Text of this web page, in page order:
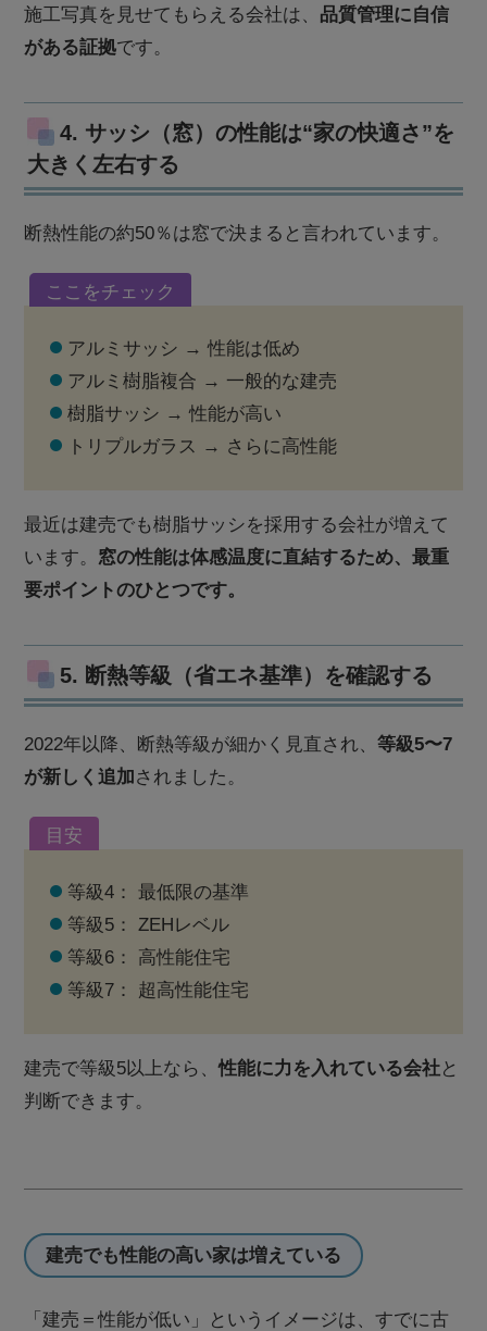
施工写真を見せてもらえる会社は、 品質管理に自信
がある証拠です。
4. サッシ（窓）の性能は“家の快適さ”を
大きく左右する
断熱性能の約50％は窓で決まると言われています。
ここをチェック
アルミサッシ → 性能は低め
アルミ樹脂複合 → 一般的な建売
樹脂サッシ → 性能が高い
トリプルガラス → さらに高性能
最近は建売でも樹脂サッシを採用する会社が増えて
います。 窓の性能は体感温度に直結するため、最重
要ポイントのひとつです。
5. 断熱等級（省エネ基準）を確認する
2022年以降、断熱等級が細かく見直され、等級5〜7
が新しく追加されました。
目安
等級4： 最低限の基準
等級5： ZEHレベル
等級6： 高性能住宅
等級7： 超高性能住宅
建売で等級5以上なら、性能に力を入れている会社と
判断できます。
建売でも性能の高い家は増えている
「建売＝性能が低い」というイメージは、すでに古